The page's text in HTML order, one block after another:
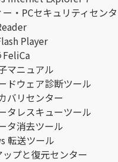
ー・PCセキュリティセン
Player
FeliCa
マニュアル
ドウェア診断ツール
バリセンター
タレスキューツール
タ消去ツール
転送ツール
ップと復元センター